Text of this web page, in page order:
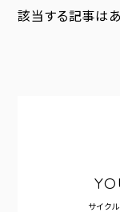
該当する記事はあ
サイク